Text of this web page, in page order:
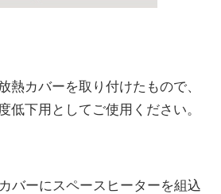
熱カバーを取り付けたもので、
低下用としてご使用ください。
バーにスペースヒーターを組込